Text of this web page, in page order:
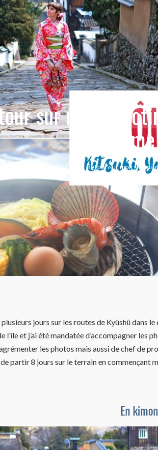
sur mon
Accueil > Ôita >Retour sur mon
plusieurs jours sur les routes de Kyûshû
l’île et j’ai été mandatée d’accompagner
les photos mais aussi dechef de
partir 8 jours sur le terrain encommençant
En